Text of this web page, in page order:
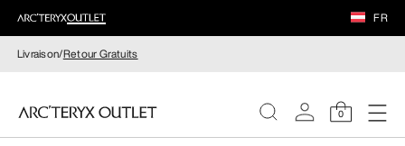
FR
Livraison/Retour Gratuits
0